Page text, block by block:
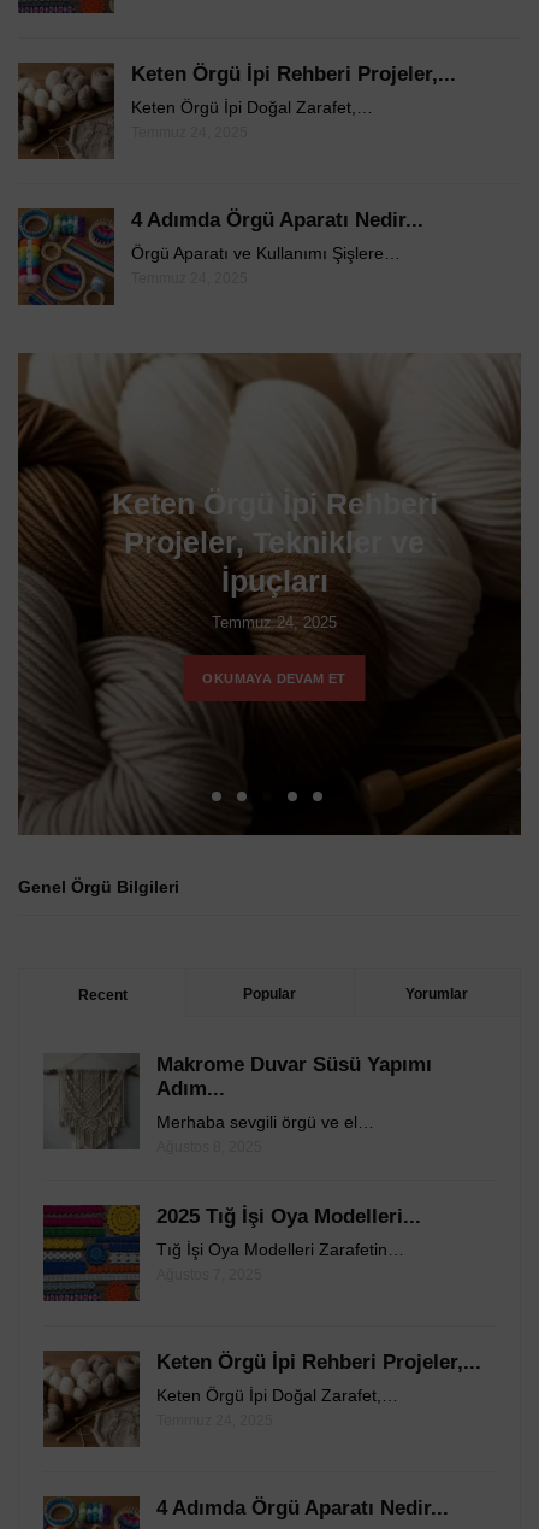
Keten Örgü İpi Rehberi Projeler,...
Keten Örgü İpi Doğal Zarafet,…
4 Adımda Örgü Aparatı Nedir...
Örgü Aparatı ve Kullanımı Şişlere…
4 Adımda Örgü Aparatı
Nedir ve Nasıl
Kullanılır?
Temmuz 24, 2025
OKUMAYA DEVAM ET
Genel Örgü Bilgileri
Recent Popular Yorumlar
Makrome Duvar Süsü Yapımı
Adım...
Merhaba sevgili örgü ve el…
2025 Tığ İşi Oya Modelleri...
Tığ İşi Oya Modelleri Zarafetin…
Keten Örgü İpi Rehberi Projeler,...
Keten Örgü İpi Doğal Zarafet,…
4 Adımda Örgü Aparatı Nedir...